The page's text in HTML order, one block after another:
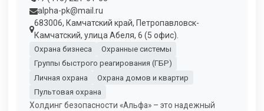
alpha-pk@mail.ru
683006, Камчатский край, Петропавловск-
Камчатский, улица Абеля, 6 (5 офис).
Охрана бизнеса
Охранные системы
Группы быстрого реагирования (ГБР)
Личная охрана
Охрана домов и квартир
Пультовая охрана
Холдинг безопасности «Альфа» – это надежный